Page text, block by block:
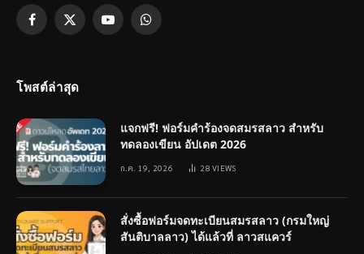
Facebook
X
YouTubeWhatsApp
โพสต์ล่าสุด
แจกฟรี! ฟอร์มคำร้องจดสมรสลาว สำหรับ
ทดลองเขียน อัปเดต 2026
ก.ค. 19, 2026 28VIEWS
สั่งซื้อฟอร์มจดทะเบียนสมรสลาว (กรมใหญ่
สันติบาลลาว) ได้แล้วที่ ลาวสแควร์